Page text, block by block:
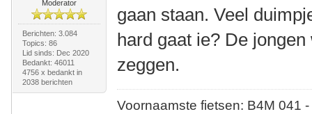
Moderator
Berichten: 3.084
Topics: 86
Lid sinds: Dec 2020
Bedankt: 46011
4756 x bedankt in
2038 berichten
gaan staan. Veel
hard gaat ie? De
zeggen.
Voornaamste fietsen: B4M